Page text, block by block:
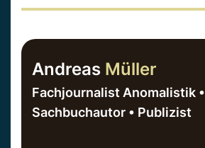
Andreas Müller
Fachjournalist Anomalistik •
Sachbuchautor • Publizist